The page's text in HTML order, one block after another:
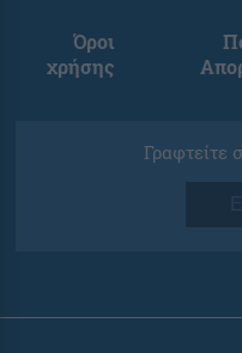
Όροι
χρήσης
Γραφτείτε